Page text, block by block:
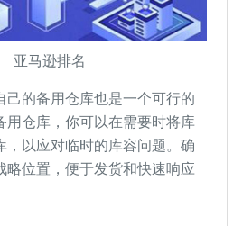
亚马逊排名
己的备用仓库也是一个可行的
用仓库，你可以在需要时将库
，以应对临时的库容问题。确
略位置，便于发货和快速响应